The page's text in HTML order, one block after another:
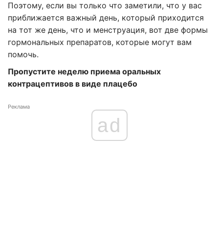
Поэтому, если вы только что заметили, что у вас
приближается важный день, который приходится
на тот же день, что и менструация, вот две формы
гормональных препаратов, которые могут вам
помочь.
Пропустите неделю приема оральных
контрацептивов в виде плацебо
Реклама
ad